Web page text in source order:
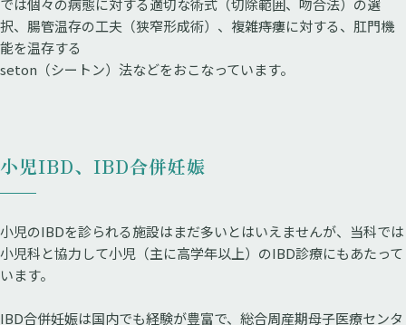
では個々の病態に対する適切な術式（切除範囲、吻合法）の選
択、腸管温存の工夫（狭窄形成術）、複雑痔瘻に対する、肛門機
能を温存する
seton（シートン）法などをおこなっています。
小児IBD、IBD合併妊娠
小児のIBDを診られる施設はまだ多いとはいえませんが、当科では
小児科と協力して小児（主に高学年以上）のIBD診療にもあたって
います。
IBD合併妊娠は国内でも経験が豊富で、総合周産期母子医療センタ